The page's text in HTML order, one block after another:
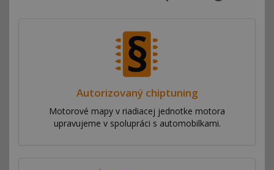
Autorizovaný chiptuning
Motorové mapy v riadiacej jednotke motora
upravujeme v spolupráci s automobilkami.